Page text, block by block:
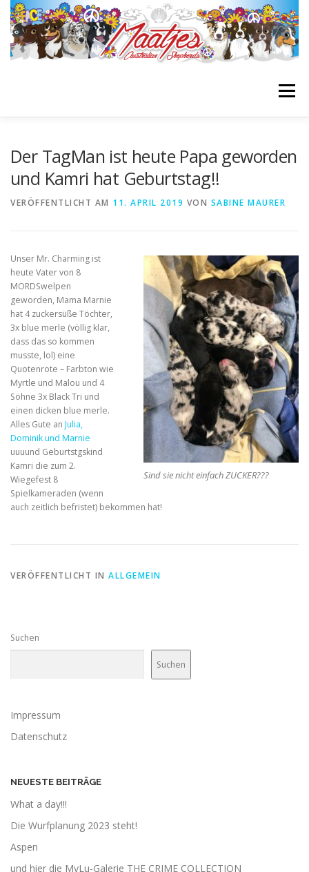
Zum
Inhalt
springen
Menü
Der TagMan ist heute Papa geworden
und Kamri hat Geburtstag!!
VERÖFFENTLICHT AM 11. APRIL 2019 VON SABINE MAURER
Sind sie nicht einfach ZUCKER???
Unser Mr. Charming ist
heute Vater von 8
MORDSwelpen
geworden, Mama Marnie
hat 4 zuckersüße Töchter,
3x blue merle (völlig klar,
dass das so kommen
musste, lol) eine
Quotenrote – Farbton wie
Myrtle und Malou und 4
Söhne 3x Black Tri und
einen dicken blue merle.
Alles Gute an Julia,
Dominik und Marnie
uuuund Geburtstgskind
Kamri die zum 2.
Wiegefest 8
Spielkameraden (wenn
auch zeitlich befristet) bekommen hat!
VERÖFFENTLICHT IN ALLGEMEIN
Suchen
Suchen
Impressum
Datenschutz
NEUESTE BEITRÄGE
What a day!!!
Die Wurfplanung 2023 steht!
Aspen
und hier die MyLu-Galerie THE CRIME COLLECTION